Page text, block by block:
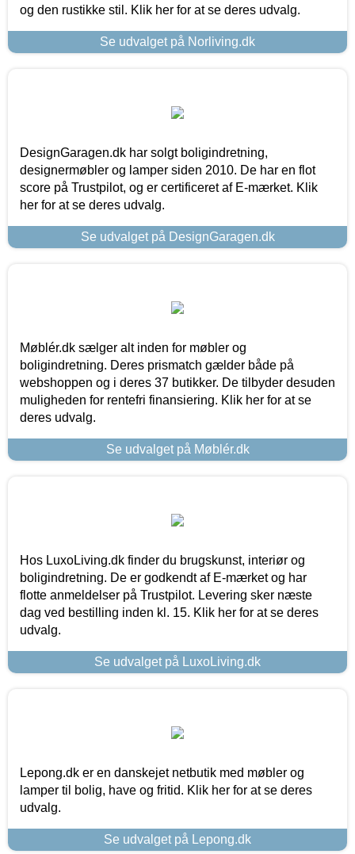
og den rustikke stil. Klik her for at se deres udvalg.
Se udvalget på Norliving.dk
DesignGaragen.dk har solgt boligindretning,
designermøbler og lamper siden 2010. De har en flot
score på Trustpilot, og er certificeret af E-mærket. Klik
her for at se deres udvalg.
Se udvalget på DesignGaragen.dk
Møblér.dk sælger alt inden for møbler og
boligindretning. Deres prismatch gælder både på
webshoppen og i deres 37 butikker. De tilbyder desuden
muligheden for rentefri finansiering. Klik her for at se
deres udvalg.
Se udvalget på Møblér.dk
Hos LuxoLiving.dk finder du brugskunst, interiør og
boligindretning. De er godkendt af E-mærket og har
flotte anmeldelser på Trustpilot. Levering sker næste
dag ved bestilling inden kl. 15. Klik her for at se deres
udvalg.
Se udvalget på LuxoLiving.dk
Lepong.dk er en danskejet netbutik med møbler og
lamper til bolig, have og fritid. Klik her for at se deres
udvalg.
Se udvalget på Lepong.dk